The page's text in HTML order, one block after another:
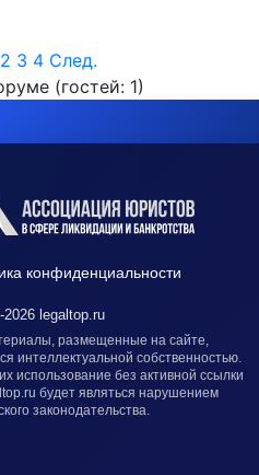
2 3 4 След.
(гостей: 1)
конфиденциальности
legaltop.ru
размещенные на сайте,
интеллектуальной собственностью.
использование без активной ссылки
будет являться нарушением
законодательства.